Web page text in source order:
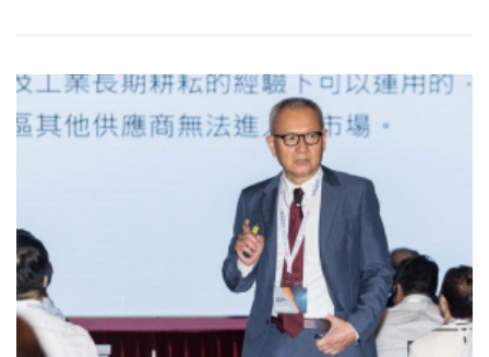
盤還是有力，摸一下就上去，留了一個長下影線。「目前大致在這
250美元的區間中震盪，好處是月線上彎中，有利技術面趨勢延伸，
就是以盤代跌，等題材進一步表態，同樣還是要站穩4870對多方比